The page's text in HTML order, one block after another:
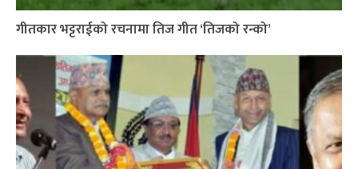
गीतकार भट्टराईको रचनामा तिज गीत ‘तिजको रन्को’